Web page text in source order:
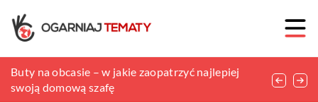
Młotek Schmidta – czym jest i jakie jest jego
zastosowanie?
Buty na obcasie – w jakie zaopatrzyć najlepiej
swoją domową szafę
Jak nawilżyć bardzo suchą skórę?